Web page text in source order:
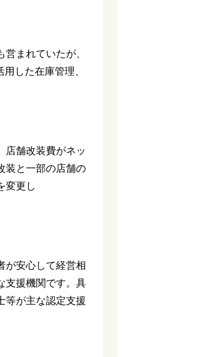
まれていたが、
した在庫管理、
店舗改装費がネッ
装と一部の店舗の
変更し
が安心して経営相
支援機関です。具
等が主な認定支援